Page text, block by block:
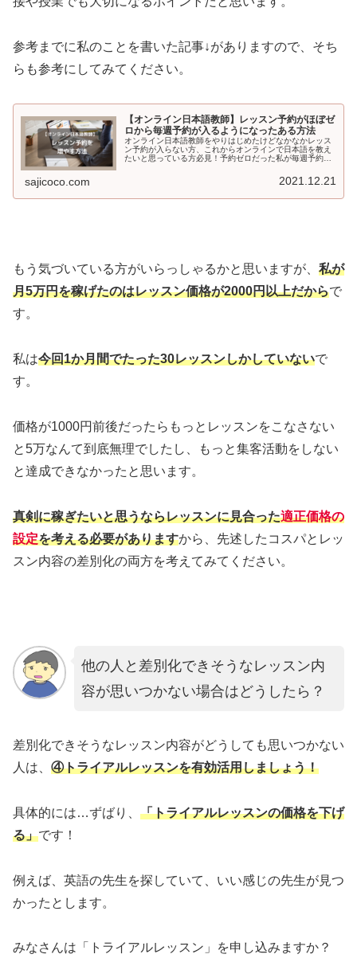
参考までに私のことを書いた記事↓がありますので、そち
らも参考にしてみてください。
【オンライン日本語教師】レッスン予約がほぼゼ
ロから毎週予約が入るようになったある方法
オンライン日本語教師をやりはじめたけどなかなかレッス
ン予約が入らない方、これからオンラインで日本語を教え
たいと思っている方必見！予約ゼロだった私が毎週予約が
者獲得できない方のお役に立てたら幸いです。参考にして
sajicoco.com 2021.12.21
もう気づいている方がいらっしゃるかと思いますが、 私が
月5万円を稼げたのはレッスン価格が2000円以上だからで
す。
私は今回1か月間でたった30レッスンしかしていないで
す。
価格が1000円前後だったらもっとレッスンをこなさない
と5万なんて到底無理でしたし、もっと集客活動をしない
と達成できなかったと思います。
真剣に稼ぎたいと思うならレッスンに見合った適正価格の
設定を考える必要がありますから、先述したコスパとレッ
スン内容の差別化の両方を考えてみてください。
他の人と差別化できそうなレッスン内
容が思いつかない場合はどうしたら？
差別化できそうなレッスン内容がどうしても思いつかない
人は、 ④トライアルレッスンを有効活用しましょう！
具体的には…ずばり、 「トライアルレッスンの価格を下げ
る」です！
例えば、英語の先生を探していて、いい感じの先生が見つ
かったとします。
みなさんは「トライアルレッスン」を申し込みますか？